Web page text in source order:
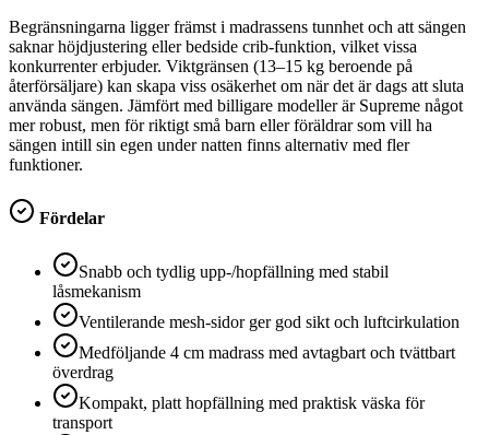
Begränsningarna ligger främst i madrassens tunnhet och att sängen
saknar höjdjustering eller bedside crib-funktion, vilket vissa
konkurrenter erbjuder. Viktgränsen (13–15 kg beroende på
återförsäljare) kan skapa viss osäkerhet om när det är dags att sluta
använda sängen. Jämfört med billigare modeller är Supreme något
mer robust, men för riktigt små barn eller föräldrar som vill ha
sängen intill sin egen under natten finns alternativ med fler
funktioner.
Fördelar
Snabb och tydlig upp-/hopfällning med stabil
låsmekanism
Ventilerande mesh-sidor ger god sikt och luftcirkulation
Medföljande 4 cm madrass med avtagbart och tvättbart
överdrag
Kompakt, platt hopfällning med praktisk väska för
transport